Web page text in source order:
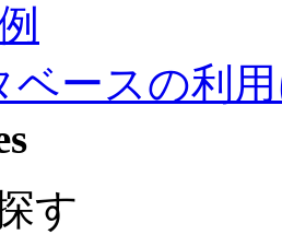
ベースの利
す